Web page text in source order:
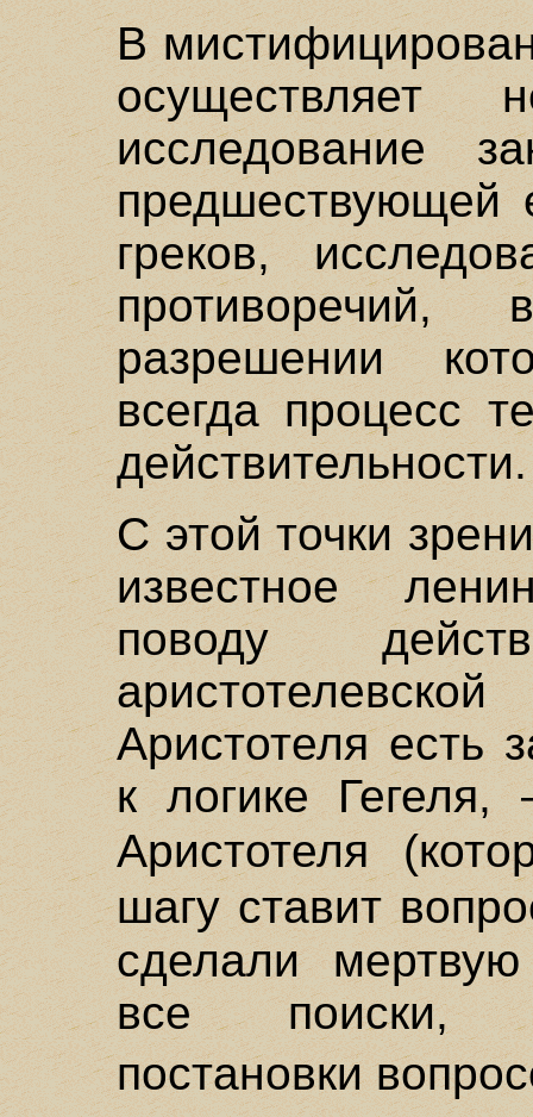
В
исследование
предшествующей
греков,
разрешении
всегда процесс
действительности.
С этой точки
известное
поводу
Аристотеля есть
к логике
Аристотеля
шагу ставит
сделали
все поиски,
постановки